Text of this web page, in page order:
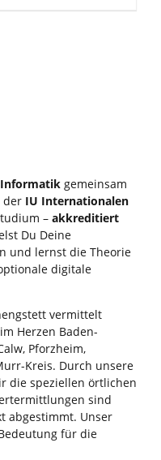
Informatik gemeinsam
der IU Internationalen
– akkreditiert
Du Deine
und lernst die Theorie
digitale
vermittelt
Herzen Baden-
Pforzheim,
Kreis. Durch unsere
die speziellen örtlichen
sind
abgestimmt. Unser
für die